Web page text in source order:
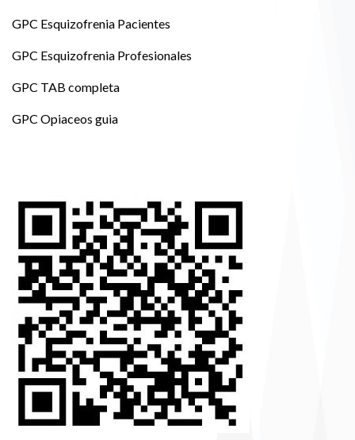
GPC Esquizofrenia Pacientes
GPC Esquizofrenia Profesionales
GPC TAB completa
GPC Opiaceos guia